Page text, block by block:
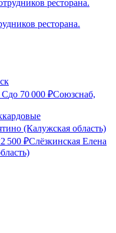
ресторана.
Сдо 70 000 ₽Союзснаб,
(Калужская область)
500 ₽Слёзкинская Елена